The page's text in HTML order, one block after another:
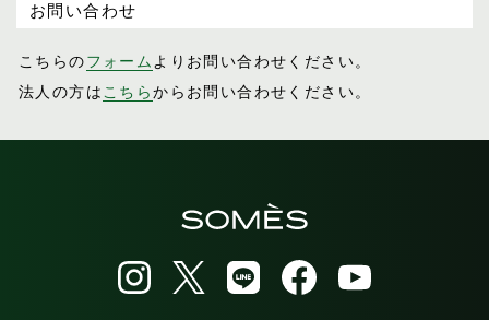
お問い合わせ
こちらのフォームよりお問い合わせください。
法人の方はこちらからお問い合わせください。